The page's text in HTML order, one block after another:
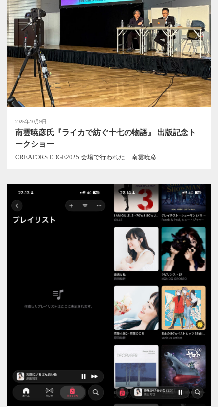
2025年10月9日
南雲暁彦氏『ライカで紡ぐ十七の物語』 出版記念ト
ークショー
CREATORS EDGE2025 会場で行われた 南雲暁彦...